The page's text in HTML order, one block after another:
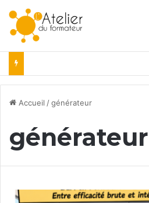
Accueil /générateur
générateur